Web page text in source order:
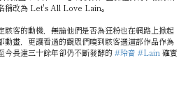
稱改為 Let's All Love Lain。
駭客的動機，無論他們是否為狂粉也在網路上掀起
動畫，更讓看過的觀眾們嗅到駭客選這部作品作為
今長達三十餘年卻仍不斷發酵的#玲音 #Lain確實